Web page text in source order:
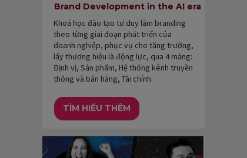
Khoá học đào tạo tư duy làm branding
theo từng giai đoạn phát triển của
doanh nghiệp, phục vụ cho tăng trưởng,
lấy thương hiệu là động lực, qua 4 mảng:
Định vị, Sản phẩm, Hệ thống kênh truyền
thông và bán hàng, Tài chính.
Brand Development in the AI era
TÌM HIỂU THÊM